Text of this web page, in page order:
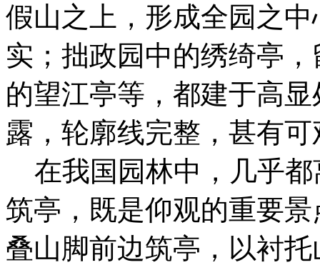
假山之上，形成全园之
实；拙政园中的绣绮亭
的望江亭等，都建于高
露，轮廓线完整，甚有
在我国园林中，几乎都
筑亭，既是仰观的重要
叠山脚前边筑亭，以衬